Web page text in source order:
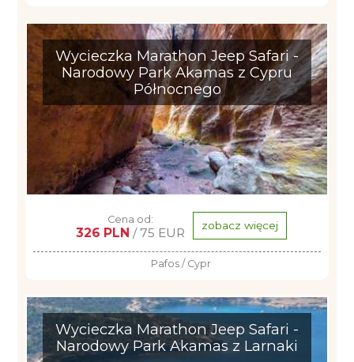
Wycieczka Marathon Jeep Safari -
Narodowy Park Akamas z Cypru
Północnego
Cena od:
326 PLN / 75 EUR zobacz więcej
Pafos / Cypr
Wycieczka Marathon Jeep Safari -
Narodowy Park Akamas z Larnaki